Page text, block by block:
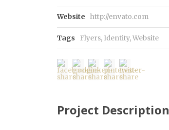
Website http://envato.com
Tags Flyers, Identity,Website
Project Description